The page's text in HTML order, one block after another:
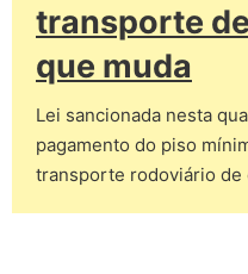
transporte
que muda
Lei sancionada nesta
pagamento do piso
transporte rodoviário de